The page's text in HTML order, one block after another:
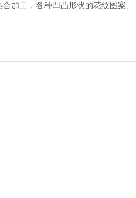
加工，各种凹凸形状的花纹图案、